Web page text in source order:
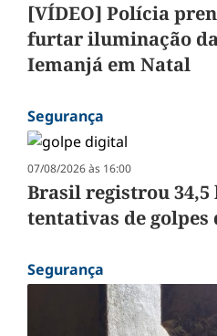
[VÍDEO] Polícia
furtar iluminação
Iemanjá em Natal
Segurança
07/08/2026 às 16:00
Brasil registrou 34,5
tentativas de golpes
Segurança